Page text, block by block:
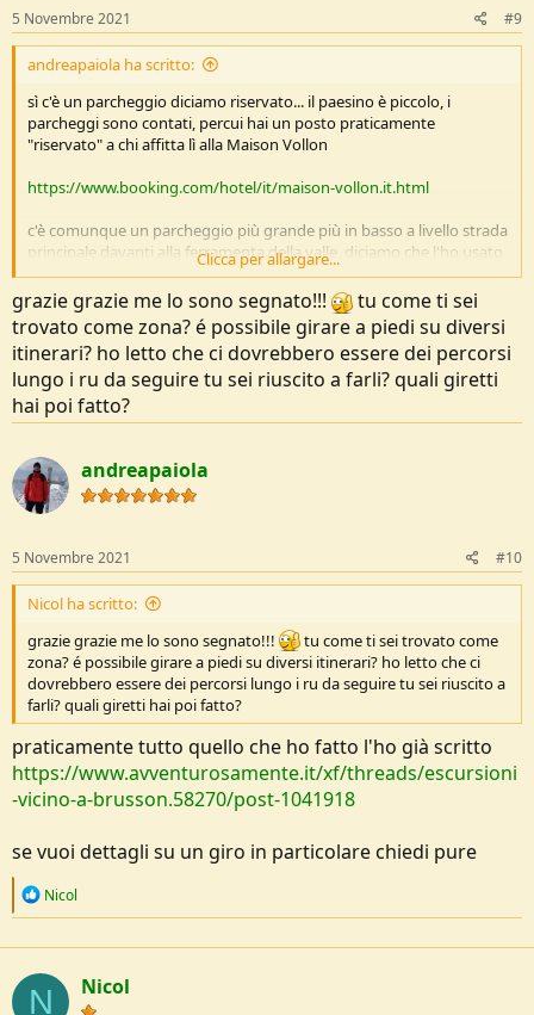
s
:
5 Novembre 2021 #9
andreapaiola ha scritto:
sì c'è un parcheggio diciamo riservato... il paesino è piccolo, i
parcheggi sono contati, percui hai un posto praticamente
"riservato" a chi affitta lì alla Maison Vollon
https://www.booking.com/hotel/it/maison-vollon.it.html
c'è comunque un parcheggio più grande più in basso a livello strada
principale davanti alla ferramenta della valle, diciamo che l'ho usato
solo per darmi appuntamento con qualcuno
photos.app.goo.gl/Jfh3yHu74ZRRBpfx7
Clicca per allargare...
grazie grazie me lo sono segnato!!!
tu come ti sei
trovato come zona? é possibile girare a piedi su diversi
itinerari? ho letto che ci dovrebbero essere dei percorsi
lungo i ru da seguire tu sei riuscito a farli? quali giretti
hai poi fatto?
andreapaiola
5 Novembre 2021 #10
Nicol ha scritto:
grazie grazie me lo sono segnato!!!
tu come ti sei trovato come
zona? é possibile girare a piedi su diversi itinerari? ho letto che ci
dovrebbero essere dei percorsi lungo i ru da seguire tu sei riuscito a
farli? quali giretti hai poi fatto?
praticamente tutto quello che ho fatto l'ho già scritto
https://www.avventurosamente.it/xf/threads/escursioni
-vicino-a-brusson.58270/post-1041918
se vuoi dettagli su un giro in particolare chiedi pure
R
c
t
o
Nicol
N Nicol